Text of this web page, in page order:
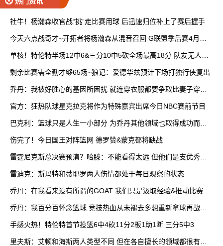
社牛！杨瀚森收官战“挑”走比赛用球 后迅速归位补上了赛后握手
今天六点战奇才~开拓者将杨瀚森从混音召回 G联盟季后赛4月开
单核！特伦特半场12中6&三分10中5砍全场最高18分 队友无人上
剩余比赛需全勤才够65场~狼记：爱德华兹预计下场打独行侠复出
乔丹：我被好胜心的基因所困扰 就连穿衣服都要争取比妻子穿得
官方：狂热队球星克拉克将作为特殊嘉宾出席今日NBC赛前节目
巴克利：篮球只是人生一小部分 为乔丹其他领域也取得成功而自
伤完了！今日国王对阵篮网 德罗赞&蒙克都将缺战
雷霆尼克斯总决赛预演？哈滕：不能看得太远 但他们是支优秀球
雷迪克：斯玛特和蒂耶罗两人伤情都处于每日观察的状态
乔丹：在我看来没有所谓的GOAT 我们只是汲取经验&推动比赛发
乔丹：我百分百怀念篮球 竞技热血从未褪去多想重新拿球再战一
手感火热！特伦特首节投篮6中4砍11分2板1助1断 三分5中3
里夫斯：艾顿和海斯两人类型不同 但在各自擅长的领域都很有效